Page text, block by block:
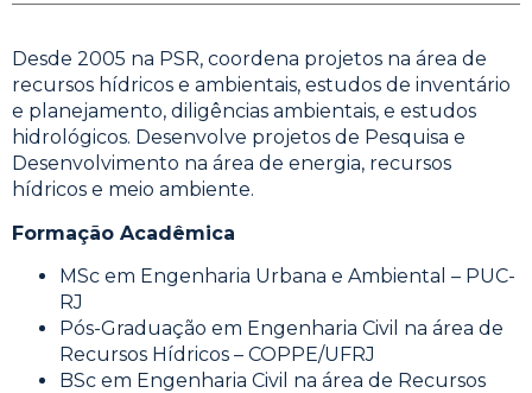
Desde 2005 na PSR, coordena projetos na área de
recursos hídricos e ambientais, estudos de inventário
e planejamento, diligências ambientais, e estudos
hidrológicos. Desenvolve projetos de Pesquisa e
Desenvolvimento na área de energia, recursos
hídricos e meio ambiente.
Formação Acadêmica
MSc em Engenharia Urbana e Ambiental – PUC-
RJ
Pós-Graduação em Engenharia Civil na área de
Recursos Hídricos – COPPE/UFRJ
BSc em Engenharia Civil na área de Recursos